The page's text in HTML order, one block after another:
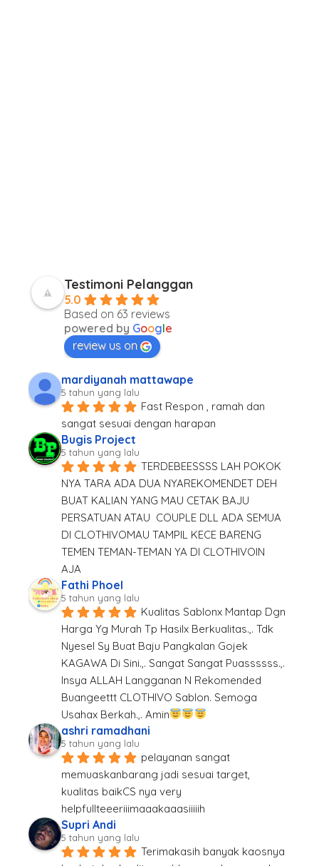
Testimoni Pelanggan
5.0
Based on 63 reviews
powered by Google
review us on
mardiyanah mattawape
5 tahun yang lalu
Fast Respon , ramah dan
sangat sesuai dengan harapan
Bugis Project
5 tahun yang lalu
TERDEBEESSSS LAH POKOK
NYA TARA ADA DUA NYAREKOMENDET DEH
BUAT KALIAN YANG MAU CETAK BAJU
PERSATUAN ATAU  COUPLE DLL ADA SEMUA
DI CLOTHIVOMAU TAMPIL KECE BARENG
TEMEN TEMAN-TEMAN YA DI CLOTHIVOIN
AJA
Fathi Phoel
5 tahun yang lalu
Kualitas Sablonx Mantap Dgn
Harga Yg Murah Tp Hasilx Berkualitas.,. Tdk
Nyesel Sy Buat Baju Pangkalan Gojek
KAGAWA Di Sini.,. Sangat Sangat Puassssss.,.
Insya ALLAH Langganan N Rekomended
Buangeettt CLOTHIVO Sablon. Semoga
Usahax Berkah.,. Amin
ashri ramadhani
5 tahun yang lalu
pelayanan sangat
memuaskanbarang jadi sesuai target,
kualitas baikCS nya very
helpfullteeeriiimaaakaaasiiiiih
Supri Andi
5 tahun yang lalu
Terimakasih banyak kaosnya